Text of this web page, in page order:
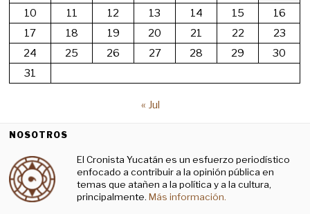
10
11 12 13 14 15
16
17
18 19 20 21 22
23
24
25 26 27 28 29
30
31
« Jul
NOSOTROS
El Cronista Yucatán es un esfuerzo periodístico
enfocado a contribuir a la opinión pública en
temas que atañen a la política y a la cultura,
principalmente. Más información.